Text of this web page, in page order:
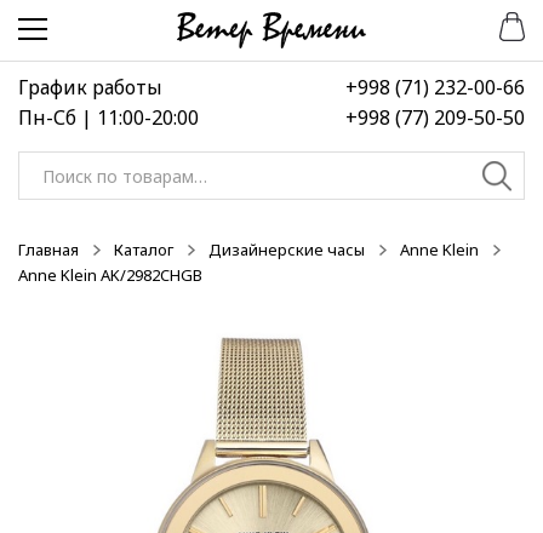
Перейти
навигации
Перейти
содержимому
График работы
Пн-Сб | 11:00-20:00
+998 (71) 232-00-66
+998 (77) 209-50-50
Искать:
Главная Каталог Дизайнерские часы
Anne Klein
Anne Klein AK/2982CHGB
-50%
-50%
-50%